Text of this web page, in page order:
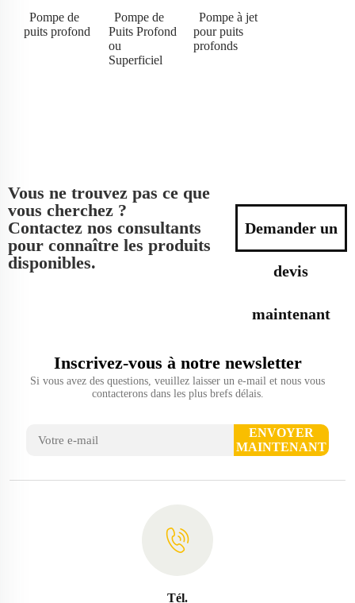
Pompe de
puits profond
Pompe de
Puits Profond
ou
Superficiel
Pompe à jet
pour puits
profonds
Vous ne trouvez pas ce que
vous cherchez ?
Contactez nos consultants
pour connaître les produits
disponibles.
Demander un
devis
maintenant
Inscrivez-vous à notre newsletter
Si vous avez des questions, veuillez laisser un e-mail et nous vous
contacterons dans les plus brefs délais.
ENVOYER
MAINTENANT
Tél.